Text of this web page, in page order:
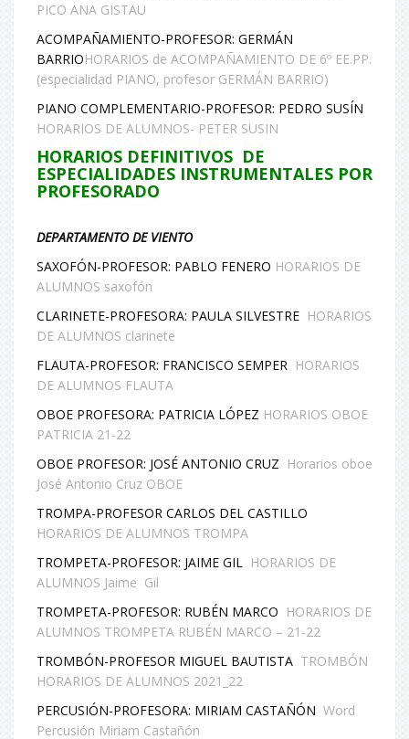
PICO ANA GISTAU
ACOMPAÑAMIENTO-PROFESOR: GERMÁN
BARRIOHORARIOS de ACOMPAÑAMIENTO DE 6º EE.PP.
(especialidad PIANO, profesor GERMÁN BARRIO)
PIANO COMPLEMENTARIO-PROFESOR: PEDRO SUSÍN
HORARIOS DE ALUMNOS- PETER SUSIN
HORARIOS DEFINITIVOS DE
ESPECIALIDADES INSTRUMENTALES POR
PROFESORADO
DEPARTAMENTO DE VIENTO
SAXOFÓN-PROFESOR: PABLO FENERO HORARIOS DE
ALUMNOS saxofón
CLARINETE-PROFESORA: PAULA SILVESTRE HORARIOS
DE ALUMNOS clarinete
FLAUTA-PROFESOR: FRANCISCO SEMPER HORARIOS
DE ALUMNOS FLAUTA
OBOE PROFESORA: PATRICIA LÓPEZ HORARIOS OBOE
PATRICIA 21-22
OBOE PROFESOR: JOSÉ ANTONIO CRUZ Horarios oboe
José Antonio Cruz OBOE
TROMPA-PROFESOR CARLOS DEL CASTILLO
HORARIOS DE ALUMNOS TROMPA
TROMPETA-PROFESOR: JAIME GIL HORARIOS DE
ALUMNOS Jaime Gil
TROMPETA-PROFESOR: RUBÉN MARCO HORARIOS DE
ALUMNOS TROMPETA RUBÉN MARCO – 21-22
TROMBÓN-PROFESOR MIGUEL BAUTISTA TROMBÓN
HORARIOS DE ALUMNOS 2021_22
PERCUSIÓN-PROFESORA: MIRIAM CASTAÑÓN Word
Percusión Miriam Castañón